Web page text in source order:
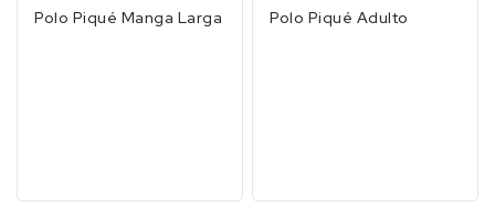
Polo Piqué Manga Larga Polo Piqué Adulto